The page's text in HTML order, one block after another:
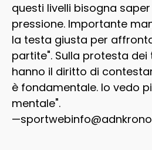
questi livelli bisogna
pressione. Importante
la testa giusta per
partite". Sulla protesta dei
hanno il diritto di
è fondamentale. Io vedo
mentale".